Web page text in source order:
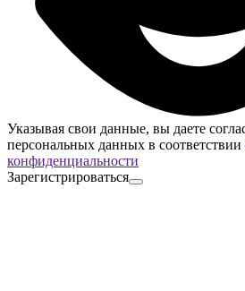
Указывая свои данные, вы даете
персональных данных в соответствии
конфиденциальности
Зарегистрироваться